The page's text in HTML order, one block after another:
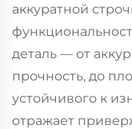
аккуратной
деталь — от
прочность, до
устойчивого к
отражает